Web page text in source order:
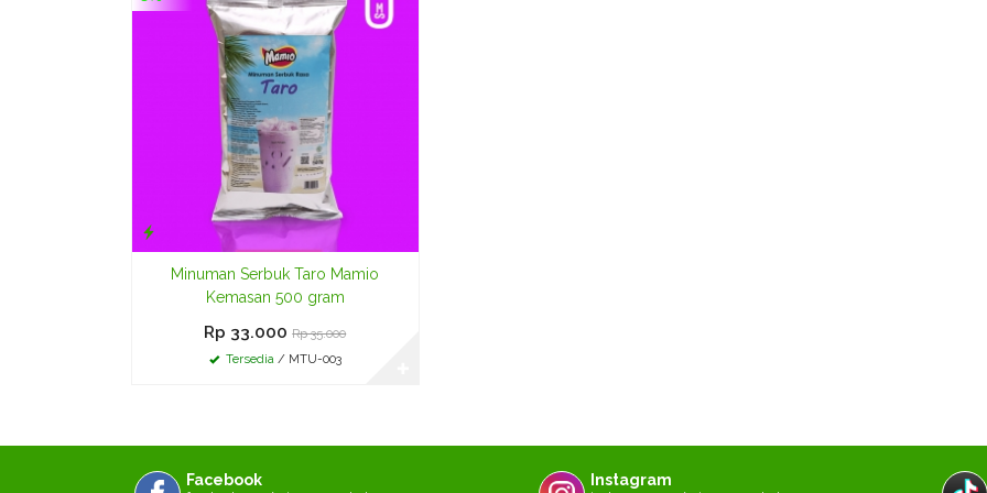
Minuman Serbuk Taro Mamio
Kemasan 500 gram
Rp 33.000 Rp 35.000
Tersedia / MTU-003
Facebook Instagram